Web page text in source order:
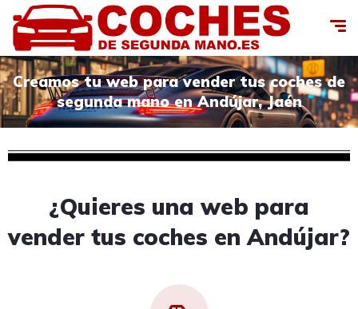
Creamos tu web para vender tus coches de
segunda mano en Andújar, Jaén
¿Quieres una web para
vender tus coches en Andújar?